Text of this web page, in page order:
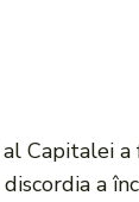
Capitalei
a